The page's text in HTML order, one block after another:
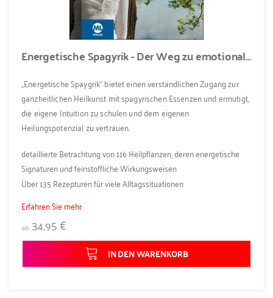
Energetische Spagyrik - Der Weg zu emotionaler, seelischer und geistiger Balance
„Energetische Spaygrik“ bietet einen verständlichen Zugang zur
ganzheitlichen Heilkunst mit spagyrischen Essenzen und ermutigt,
die eigene Intuition zu schulen und dem eigenen
Heilungspotenzial zu vertrauen.
detaillierte Betrachtung von 116 Heilpflanzen, deren energetische
Signaturen und feinstoffliche Wirkungsweisen
Über 135 Rezepturen für viele Alltagssituationen
Erfahren Sie mehr
ab 34,95 €
IN DEN WARENKORB